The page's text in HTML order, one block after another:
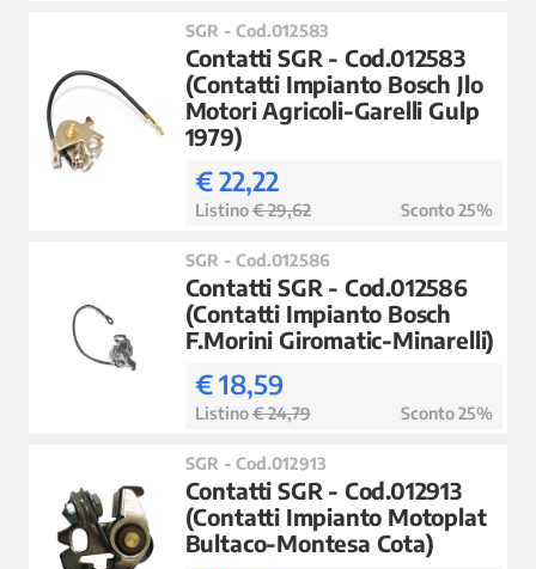
SGR - Cod.012583
Contatti SGR - Cod.012583
(Contatti Impianto Bosch Jlo
Motori Agricoli-Garelli Gulp
1979)
€ 22,22
Listino€ 29,62 Sconto 25%
SGR - Cod.012586
Contatti SGR - Cod.012586
(Contatti Impianto Bosch
F.Morini Giromatic-Minarelli)
€ 18,59
Listino€ 24,79 Sconto 25%
SGR - Cod.012913
Contatti SGR - Cod.012913
(Contatti Impianto Motoplat
Bultaco-Montesa Cota)